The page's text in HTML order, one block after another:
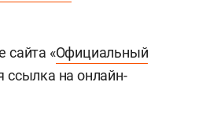
сайта «Официальный
ссылка на онлайн-